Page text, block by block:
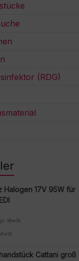
(RDG)
Halogen 17V 95W für
MwSt.
Cattani groß